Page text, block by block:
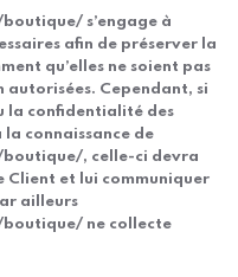
s’engage à
afin de préserver la
qu’elles ne soient pas
autorisées. Cependant, si
la confidentialité des
connaissance de
, celle-ci devra
Client et lui communiquer
ailleurs
ne collecte